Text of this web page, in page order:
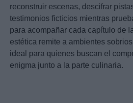
reconstruir escenas, descifrar
testimonios ficticios mientras
para acompañar cada capítulo de
estética remite a ambientes
ideal para quienes buscan el
enigma junto a la parte culinaria.